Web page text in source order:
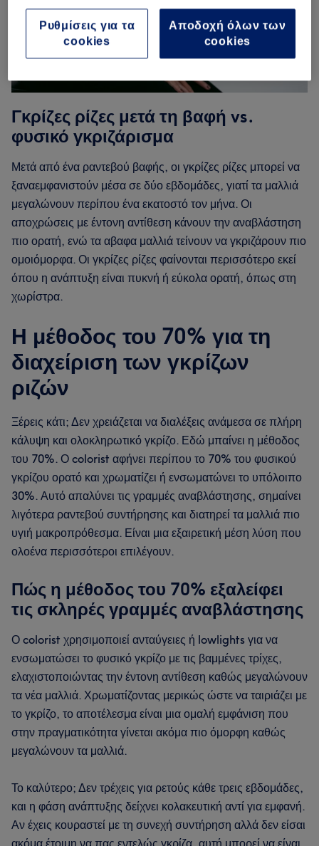
Γκρίζες ρίζες μετά τη βαφή vs.
φυσικό γκριζάρισμα
Μετά από ένα ραντεβού βαφής, οι γκρίζες ρίζες μπορεί να
ξαναεμφανιστούν μέσα σε δύο εβδομάδες, γιατί τα μαλλιά
μεγαλώνουν περίπου ένα εκατοστό τον μήνα. Οι
αποχρώσεις με έντονη αντίθεση κάνουν την αναβλάστηση
πιο ορατή, ενώ τα αβαφα μαλλιά τείνουν να γκριζάρουν πιο
ομοιόμορφα. Οι γκρίζες ρίζες φαίνονται περισσότερο εκεί
όπου η ανάπτυξη είναι πυκνή ή εύκολα ορατή, όπως στη
χωρίστρα.
Η μέθοδος του 70% για τη
διαχείριση των γκρίζων
ριζών
Ξέρεις κάτι; Δεν χρειάζεται να διαλέξεις ανάμεσα σε πλήρη
κάλυψη και ολοκληρωτικό γκρίζο. Εδώ μπαίνει η μέθοδος
του 70%. Ο colorist αφήνει περίπου το 70% του φυσικού
γκρίζου ορατό και χρωματίζει ή ενσωματώνει το υπόλοιπο
30%. Αυτό απαλύνει τις γραμμές αναβλάστησης, σημαίνει
λιγότερα ραντεβού συντήρησης και διατηρεί τα μαλλιά πιο
υγιή μακροπρόθεσμα. Είναι μια εξαιρετική μέση λύση που
ολοένα περισσότεροι επιλέγουν.
Πώς η μέθοδος του 70% εξαλείφει
τις σκληρές γραμμές αναβλάστησης
Ο colorist χρησιμοποιεί ανταύγειες ή lowlights για να
ενσωματώσει το φυσικό γκρίζο με τις βαμμένες τρίχες,
ελαχιστοποιώντας την έντονη αντίθεση καθώς μεγαλώνουν
τα νέα μαλλιά. Χρωματίζοντας μερικώς ώστε να ταιριάζει με
το γκρίζο, το αποτέλεσμα είναι μια ομαλή εμφάνιση που
στην πραγματικότητα γίνεται ακόμα πιο όμορφη καθώς
μεγαλώνουν τα μαλλιά.
Το καλύτερο; Δεν τρέχεις για ρετούς κάθε τρεις εβδομάδες,
και η φάση ανάπτυξης δείχνει κολακευτική αντί για εμφανή.
Αν έχεις κουραστεί με τη συνεχή συντήρηση αλλά δεν είσαι
Αποδοχή όλων των
cookies
Ρυθμίσεις για τα
cookies